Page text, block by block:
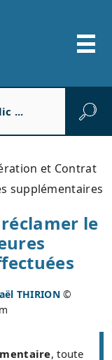
et Contrat
supplémentaires
le
THIRION©
, toute